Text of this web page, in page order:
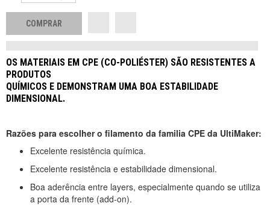
OS MATERIAIS EM CPE (CO-POLIÉSTER) SÃO RESISTENTES A
PRODUTOS
QUÍMICOS E DEMONSTRAM UMA BOA ESTABILIDADE
DIMENSIONAL.
Razões para escolher o filamento da familia CPE da UltiMaker:
Excelente resistência química.
Excelente resistência e estabilidade dimensional.
Boa aderência entre layers, especialmente quando se utiliza
a porta da frente (add-on).